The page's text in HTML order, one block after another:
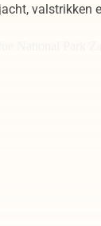
valstrikken